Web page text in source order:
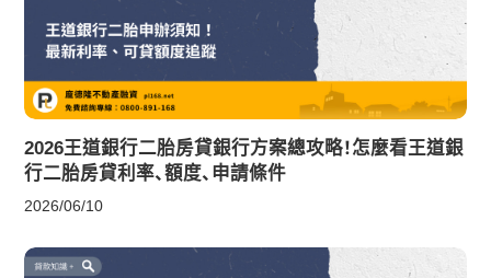
2026王道銀行二胎房貸銀行方案總攻略！怎麼看王道銀
行二胎房貸利率、額度、申請條件
2026/06/10